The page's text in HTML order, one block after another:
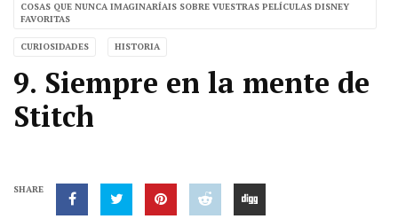
COSAS QUE NUNCA IMAGINARÍAIS SOBRE VUESTRAS PELÍCULAS DISNEY
FAVORITAS
CURIOSIDADES HISTORIA
9. Siempre en la mente de
Stitch
SHARE